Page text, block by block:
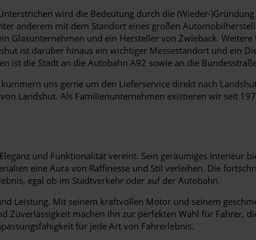
wird die Bedeutung durch die (Wieder-
anderem mit dem Standort eines großen
Glasunternehmen und ein Hersteller von Zwieback.
ist darüber hinaus ein wichtiger Messestandort und ein
ist die Stadt an die Autobahn A92 sowie an die
uns gerne um den Lieferservice direkt nach
Landshut. Als Familienunternehmen existieren wir seit
und Funktionalität vereint. Sein geräumiges Interieur
eine Aura von Raffinesse und Stil verleihen. Die
egal ob im Stadtverkehr oder auf der Autobahn.
Leistung. Mit seinem kraftvollen Motor und seinem
Zuverlässigkeit machen ihn zur perfekten Wahl für Fahrer,
für jede Art von Fahrerlebnis.